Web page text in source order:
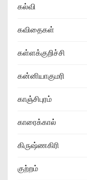
கல்வி
கவிதைகள்
கள்ளக்குறிச்சி
கன்னியாகுமரி
காஞ்சிபுரம்
காரைக்கால்
கிருஷ்ணகிரி
குற்றம்